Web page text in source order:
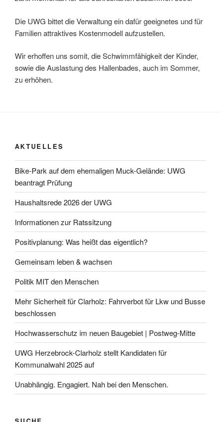
Die UWG bittet die Verwaltung ein dafür geeignetes und für
Familien attraktives Kostenmodell aufzustellen.
Wir erhoffen uns somit, die Schwimmfähigkeit der Kinder,
sowie die Auslastung des Hallenbades, auch im Sommer,
zu erhöhen.
AKTUELLES
Bike-Park auf dem ehemaligen Muck-Gelände: UWG
beantragt Prüfung
Haushaltsrede 2026 der UWG
Informationen zur Ratssitzung
Positivplanung: Was heißt das eigentlich?
Gemeinsam leben & wachsen
Politik MIT den Menschen
Mehr Sicherheit für Clarholz: Fahrverbot für Lkw und Busse
beschlossen
Hochwasserschutz im neuen Baugebiet | Postweg-Mitte
UWG Herzebrock-Clarholz stellt Kandidaten für
Kommunalwahl 2025 auf
Unabhängig. Engagiert. Nah bei den Menschen.